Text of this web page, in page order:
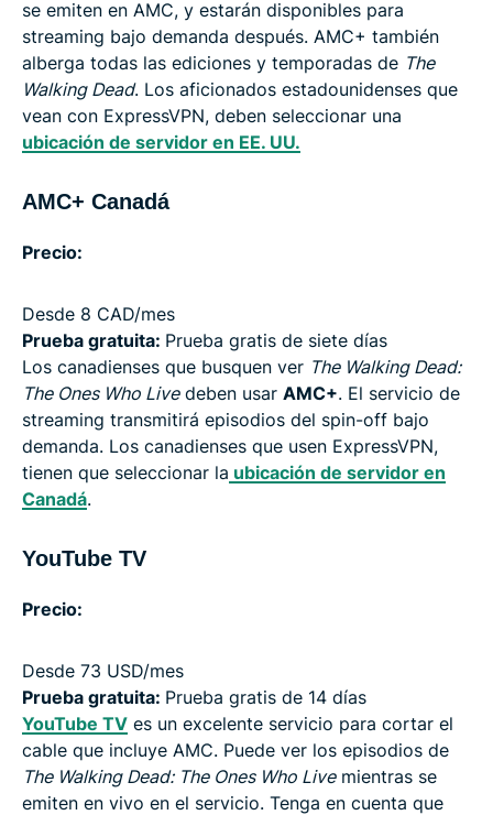
se emiten en AMC, y estarán disponibles para
streaming bajo demanda después. AMC+ también
alberga todas las ediciones y temporadas de The
Walking Dead. Los aficionados estadounidenses que
vean con ExpressVPN, deben seleccionar una
ubicación de servidor en EE. UU.
AMC+ Canadá
Precio:
Desde 8 CAD/mes
Prueba gratuita: Prueba gratis de siete días
Los canadienses que busquen ver The Walking Dead:
The Ones Who Livedeben usar AMC+. El servicio de
streaming transmitirá episodios del spin-off bajo
demanda. Los canadienses que usen ExpressVPN,
tienen que seleccionar la ubicación de servidor en
Canadá.
YouTube TV
Precio:
Desde 73 USD/mes
Prueba gratuita: Prueba gratis de 14 días
YouTube TV es un excelente servicio para cortar el
cable que incluye AMC. Puede ver los episodios de
The Walking Dead: The Ones Who Livemientras se
emiten en vivo en el servicio. Tenga en cuenta que